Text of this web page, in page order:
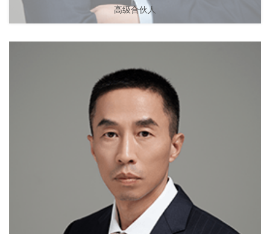
高级合伙人